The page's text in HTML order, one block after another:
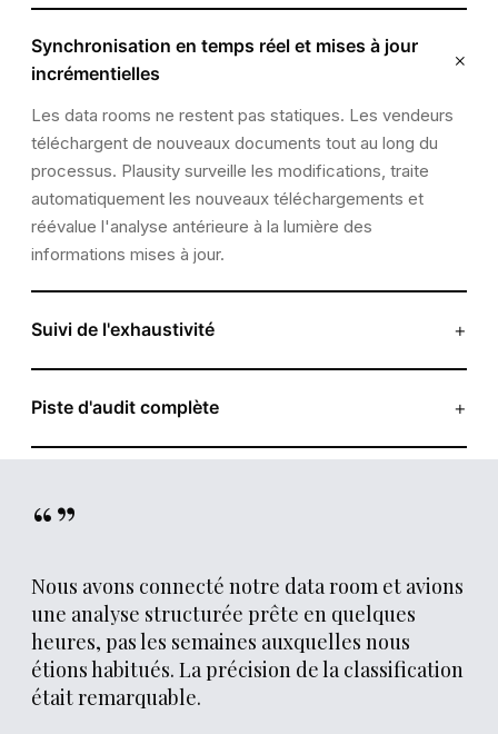
Synchronisation en temps réel et mises à jour
incrémentielles
×
Les data rooms ne restent pas statiques. Les vendeurs
téléchargent de nouveaux documents tout au long du
processus. Plausity surveille les modifications, traite
automatiquement les nouveaux téléchargements et
réévalue l'analyse antérieure à la lumière des
informations mises à jour.
Suivi de l'exhaustivité +
contrat clé ? Pas de comptes de gestion pour Q3 ?
Plausity signale les lacunes de divulgation rapidement.
Piste d'audit complète +
horodatage, une décision de classification et un résumé
ingéré, comment il a classé chaque document et quand il
“”
Nous avons connecté notre data room et avions
une analyse structurée prête en quelques
heures, pas les semaines auxquelles nous
étions habitués. La précision de la classification
était remarquable.